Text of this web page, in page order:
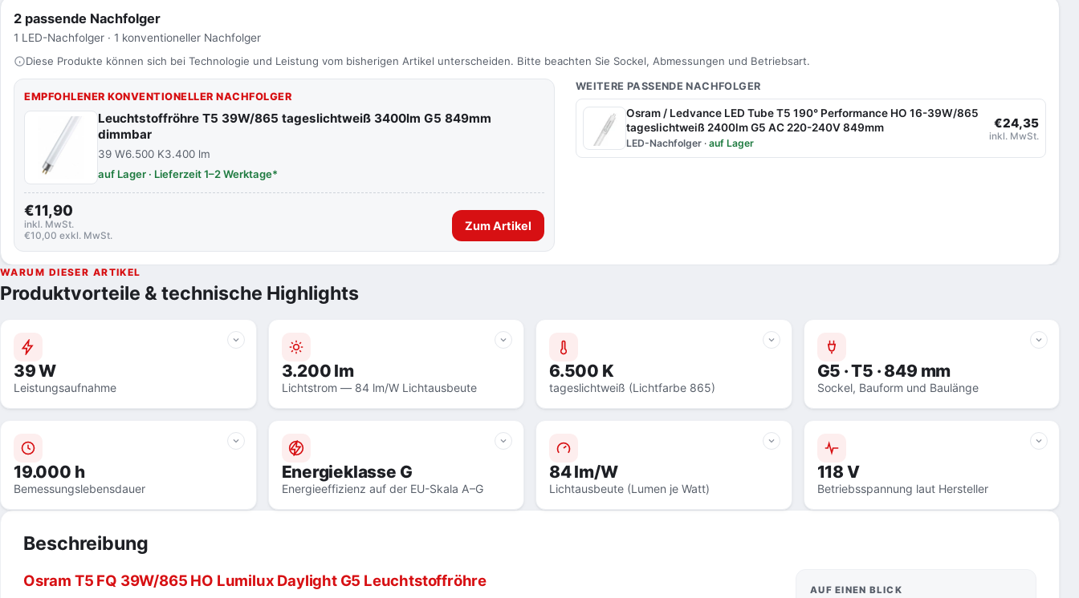
2 passende Nachfolger
1 LED-Nachfolger · 1 konventioneller Nachfolger
Diese Produkte können sich bei Technologie und Leistung vom bisherigen Artikel unterscheiden. Bitte beachten Sie Sockel, Abmessungen und Betriebsart.
EMPFOHLENER KONVENTIONELLER NACHFOLGER
Leuchtstoffröhre T5 39W/865 tageslichtweiß 3400lm G5 849mm
dimmbar
39 W6.500 K3.400 lm
auf Lager · Lieferzeit 1–2 Werktage*
€11,90
inkl. MwSt.
€10,00 exkl. MwSt.
Zum Artikel
WEITERE PASSENDE NACHFOLGER
Osram / Ledvance LED Tube T5 190° Performance HO 16-39W/865
tageslichtweiß 2400lm G5 AC 220-240V 849mm
LED-Nachfolger· auf Lager
€24,35
inkl. MwSt.
WARUM DIESER ARTIKEL
Produktvorteile & technische Highlights
39 W
Leistungsaufnahme
3.200 lm
Lichtstrom — 84 lm/W Lichtausbeute
6.500 K
tageslichtweiß (Lichtfarbe 865)
G5 · T5 · 849 mm
Sockel, Bauform und Baulänge
19.000 h
Bemessungslebensdauer
Energieklasse G
Energieeffizienz auf der EU-Skala A–G
84 lm/W
Lichtausbeute (Lumen je Watt)
118 V
Betriebsspannung laut Hersteller
Beschreibung
Osram T5 FQ 39W/865 HO Lumilux Daylight G5 Leuchtstoffröhre
AUF EINEN BLICK